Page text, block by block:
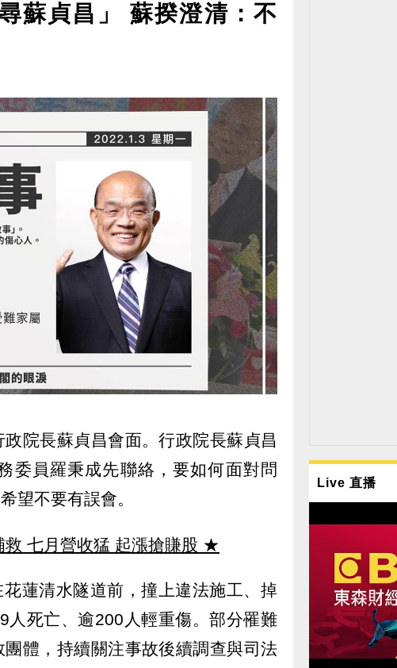
蘇貞昌」 蘇揆澄清：不
院長蘇貞昌會面。行政院長蘇貞昌
委員羅秉成先聯絡，要如何面對問
望不要有誤會。
七月營收猛 起漲搶賺股 ★
蓮清水隧道前，撞上違法施工、掉
人死亡、逾200人輕重傷。部分罹難
體，持續關注事故後續調查與司法
Live 直播